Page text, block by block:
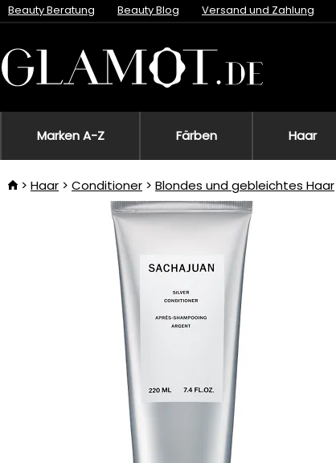
Beauty Beratung Beauty Blog Versand und Zahlung
Marken A-Z Färben Haar
Haar Conditioner Blondes und gebleichtes Haar